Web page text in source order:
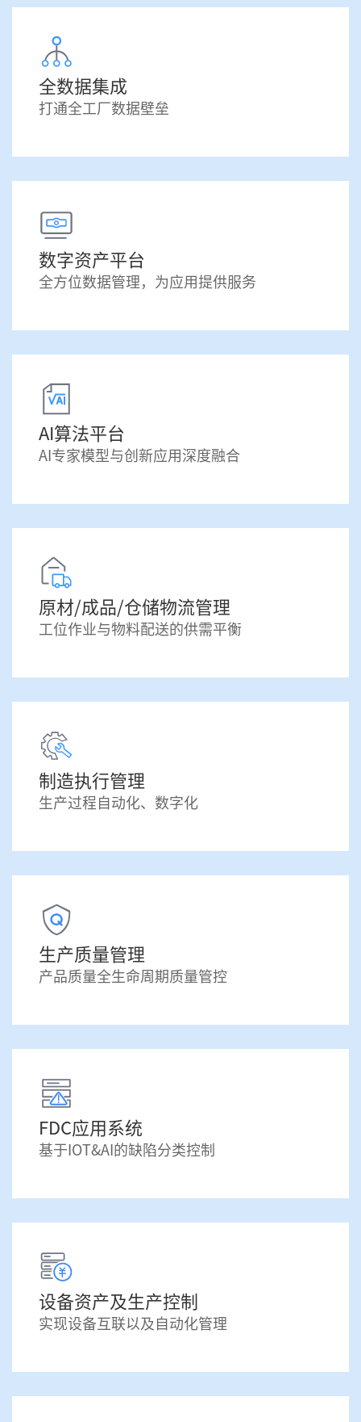
全数据集成
打通全工厂数据壁垒
数字资产平台
全方位数据管理，为应用提供服务
AI算法平台
AI专家模型与创新应用深度融合
原材/成品/仓储物流管理
工位作业与物料配送的供需平衡
制造执行管理
生产过程自动化、数字化
生产质量管理
产品质量全生命周期质量管控
FDC应用系统
基于IOT&AI的缺陷分类控制
设备资产及生产控制
实现设备互联以及自动化管理